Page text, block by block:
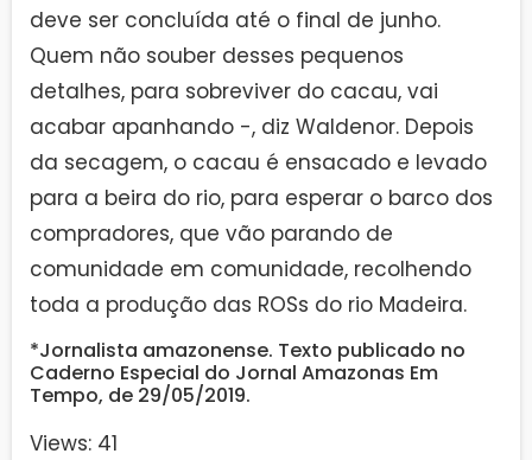
deve ser concluída até o final de junho.
Quem não souber desses pequenos
detalhes, para sobreviver do cacau, vai
acabar apanhando -, diz Waldenor. Depois
da secagem, o cacau é ensacado e levado
para a beira do rio, para esperar o barco dos
compradores, que vão parando de
comunidade em comunidade, recolhendo
toda a produção das ROSs do rio Madeira.
*Jornalista amazonense. Texto publicado no
Caderno Especial do Jornal Amazonas Em
Tempo, de 29/05/2019.
Views: 41